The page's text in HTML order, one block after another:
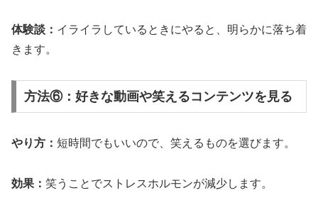
体験談： イライラしているときにやると、明らかに落ち着
きます。
方法⑥：好きな動画や笑えるコンテンツを見る
やり方： 短時間でもいいので、笑えるものを選びます。
効果： 笑うことでストレスホルモンが減少します。